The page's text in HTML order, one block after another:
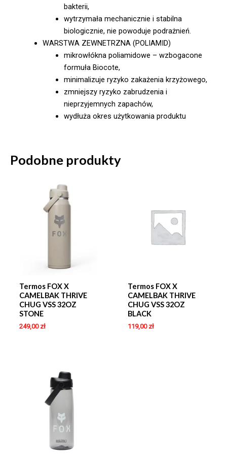
bakterii,
wytrzymała mechanicznie i stabilna
biologicznie, nie powoduje podrażnień.
WARSTWA ZEWNETRZNA (POLIAMID)
mikrowłókna poliamidowe – wzbogacone
formuła Biocote,
minimalizuje ryzyko zakażenia krzyżowego,
zmniejszy ryzyko zabrudzenia i
nieprzyjemnych zapachów,
wydłuża okres użytkowania produktu
Podobne produkty
Termos FOX X
CAMELBAK THRIVE
CHUG VSS 32OZ
STONE
249,00 zł
Termos FOX X
CAMELBAK THRIVE
CHUG VSS 32OZ
BLACK
119,00 zł